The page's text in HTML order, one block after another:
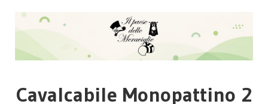
Cavalcabile Monopattino 2